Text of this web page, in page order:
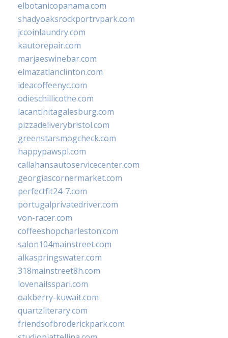
elbotanicopanama.com
shadyoaksrockportrvpark.com
jccoinlaundry.com
kautorepair.com
marjaeswinebar.com
elmazatlanclinton.com
ideacoffeenyc.com
odieschillicothe.com
lacantinitagalesburg.com
pizzadeliverybristol.com
greenstarsmogcheck.com
happypawspl.com
callahansautoservicecenter.com
georgiascornermarket.com
perfectfit24-7.com
portugalprivatedriver.com
von-racer.com
coffeeshopcharleston.com
salon104mainstreet.com
alkaspringswater.com
318mainstreet8h.com
lovenailsspari.com
oakberry-kuwait.com
quartzliterary.com
friendsofbroderickpark.com